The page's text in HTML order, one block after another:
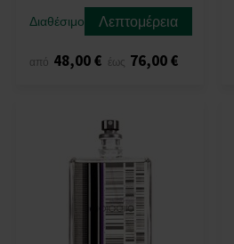
Διαθέσιμο Λεπτομέρεια
από 48,00 € έως 76,00 €